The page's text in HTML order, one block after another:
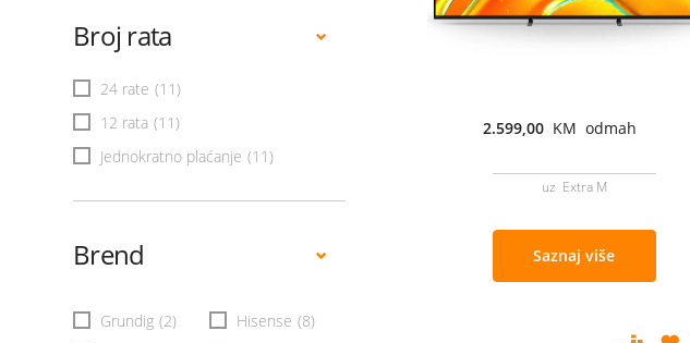
Broj rata
24 rate (11)
12 rata (11)
Jednokratno plaćanje (11)
Brend
Grundig (2) Hisense (8)
2.599,00 KM odmah
uz Extra M
Saznaj više